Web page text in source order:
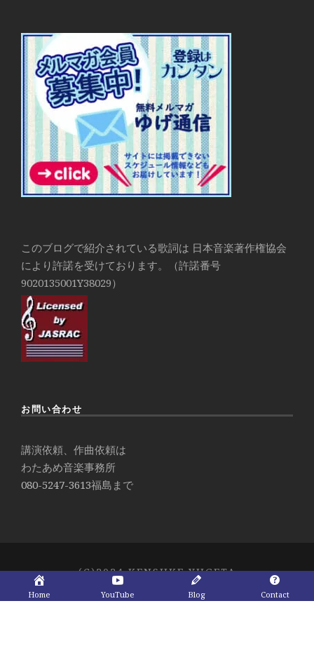
このブログで紹介されている歌詞は 日本音楽著作権協会
により許諾を受けております。（許諾番号
9020135001Y38029）
お問い合わせ
講演依頼、作曲依頼は
わたあめ音楽事務所
080-5247-3613福島まで
(C)2024 KENSUKE YUGETA
Home YouTube Blog Contact